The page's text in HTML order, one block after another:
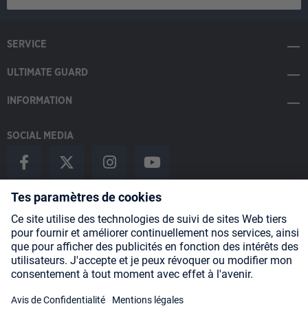
SERVICE
ULTIMATE GUARD
INFORMATION
SOCIAL MEDIA
Payment Methods
Shipping